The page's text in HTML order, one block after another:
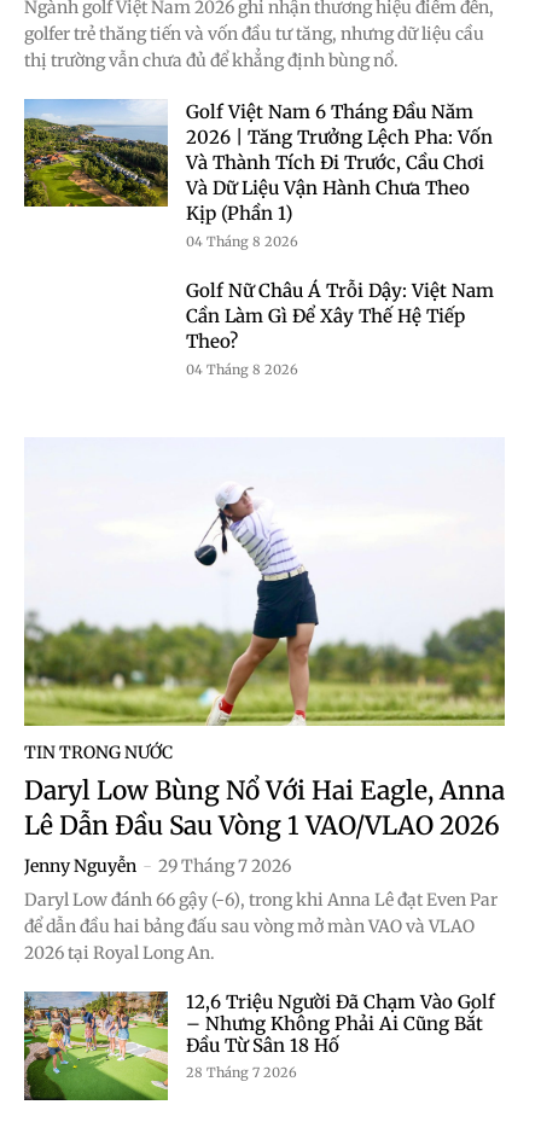
Ngành golf Việt Nam 2026 ghi nhận thương hiệu điểm đến,
golfer trẻ thăng tiến và vốn đầu tư tăng, nhưng dữ liệu cầu
thị trường vẫn chưa đủ để khẳng định bùng nổ.
Golf Việt Nam 6 Tháng Đầu Năm
2026 | Tăng Trưởng Lệch Pha: Vốn
Và Thành Tích Đi Trước, Cầu Chơi
Và Dữ Liệu Vận Hành Chưa Theo
Kịp (Phần 1)
04 Tháng 8 2026
Golf Nữ Châu Á Trỗi Dậy: Việt Nam
Cần Làm Gì Để Xây Thế Hệ Tiếp
Theo?
04 Tháng 8 2026
TIN TRONG NƯỚC
Daryl Low Bùng Nổ Với Hai Eagle, Anna
Lê Dẫn Đầu Sau Vòng 1 VAO/VLAO 2026
Jenny Nguyễn - 29 Tháng 7 2026
Daryl Low đánh 66 gậy (-6), trong khi Anna Lê đạt Even Par
để dẫn đầu hai bảng đấu sau vòng mở màn VAO và VLAO
2026 tại Royal Long An.
12,6 Triệu Người Đã Chạm Vào Golf
– Nhưng Không Phải Ai Cũng Bắt
Đầu Từ Sân 18 Hố
28 Tháng 7 2026